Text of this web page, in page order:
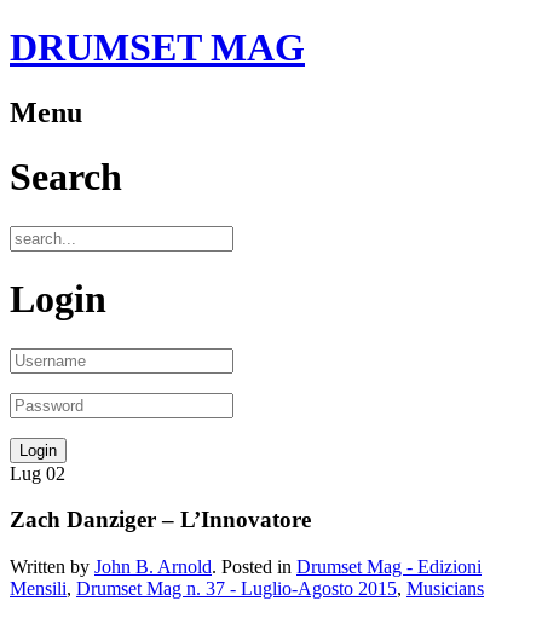
DRUMSET MAG
Menu
Search
Login
Lug 02
Zach Danziger – L’Innovatore
Written by John B. Arnold. Posted in Drumset Mag - Edizioni
Mensili, Drumset Mag n. 37 - Luglio-Agosto 2015, Musicians